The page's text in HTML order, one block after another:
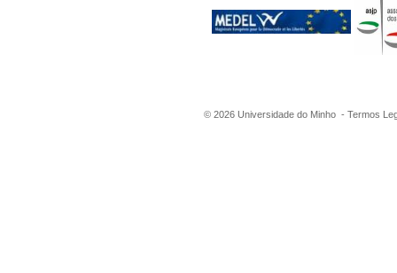
© 2026 Universidade do Minho - Termos